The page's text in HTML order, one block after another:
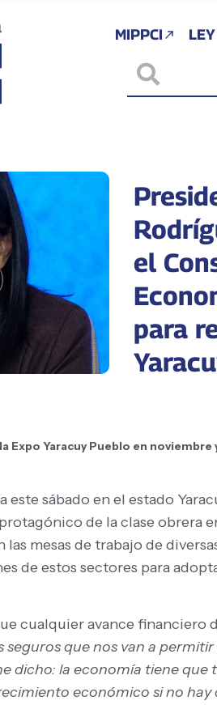
MIPPCI
el
para
Yaracuy Pueblo en
este sábado en el estado
de la clase obrera
mesas de trabajo de
de estos sectores para
cualquier avance
seguros que nos van a
dicho: la economía tiene
económico si no